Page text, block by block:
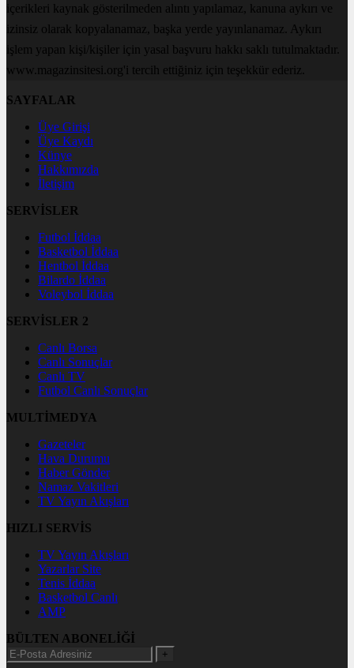
içerikleri kaynak gösterilmeden alıntı yapılamaz, kanuna aykırı ve
izinsiz olarak kopyalanamaz, başka yerde yayınlanamaz. Aykırı
işlem yapan kişi/kişiler için yasal başvuru hakkı saklı tutulmaktadır.
www.magazinsitesi.org'i tercih ettiğiniz için teşekkür ederiz.
SAYFALAR
Üye Girişi
Üye Kaydı
Künye
Hakkımızda
İletişim
SERVİSLER
Futbol İddaa
Basketbol İddaa
Hentbol İddaa
Bilardo İddaa
Voleybol İddaa
SERVİSLER 2
Canlı Borsa
Canlı Sonuçlar
Canlı TV
Futbol Canlı Sonuçlar
MULTİMEDYA
Gazeteler
Hava Durumu
Haber Gönder
Namaz Vakitleri
TV Yayın Akışları
HIZLI SERVİS
TV Yayın Akışları
Yazarlar Site
Tenis İddaa
Basketbol Canlı
AMP
BÜLTEN ABONELİĞİ
+